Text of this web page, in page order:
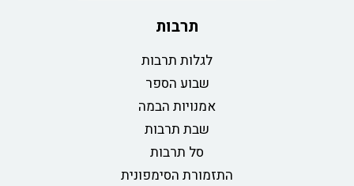
תרבות
לגלות תרבות
שבוע הספר
אמנויות הבמה
שבת תרבות
סל תרבות
התזמורת הסימפונית